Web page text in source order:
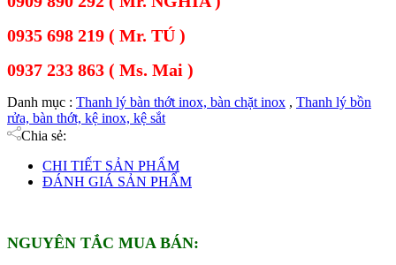
0935 698 219 ( Mr. TÚ )
0937 233 863 ( Ms. Mai )
Danh mục : Thanh lý bàn thớt inox, bàn chặt inox , Thanh lý bồn
rửa, bàn thớt, kệ inox, kệ sắt
Chia sẻ:
CHI TIẾT SẢN PHẨM
ĐÁNH GIÁ SẢN PHẨM
NGUYÊN TẮC MUA BÁN: